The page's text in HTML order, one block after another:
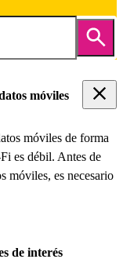
móviles
móviles de forma
es débil. Antes de
móviles, es necesario
de interés